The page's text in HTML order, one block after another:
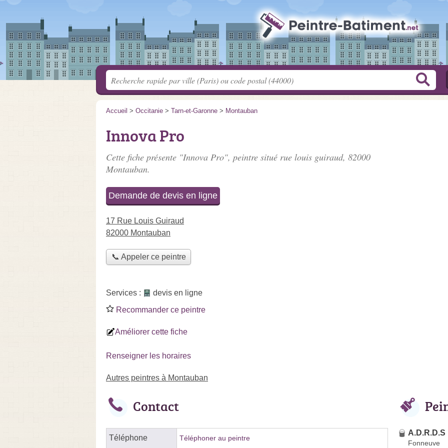
Accueil > Occitanie > Tarn-et-Garonne > Montauban
Innova Pro
Cette fiche présente "Innova Pro", peintre situé rue louis guiraud, 82000
Montauban.
Demande de devis en ligne
17 Rue Louis Guiraud
82000 Montauban
📞 Appeler ce peintre
Services :
devis en ligne
Recommander ce peintre
Améliorer cette fiche
Renseigner les horaires
Autres peintres à Montauban
Contact
Téléphone Téléphoner au peintre
A.D.R.D.S
Fonneuve